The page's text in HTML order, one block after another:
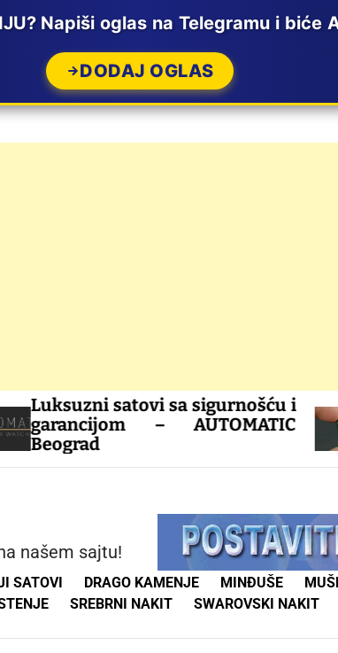
Napiši oglas na Telegramu i
DODAJ OGLAS
sigurnošću i
Zeleni
ponudi
oblika, cena
karataze, u
naručivanje
našem sajtu!
SATOVI DRAGO KAMENJE MINĐUŠE
SREBRNI NAKIT SWAROVSKI NAKIT